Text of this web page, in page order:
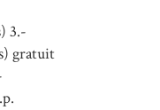
3.-
gratuit